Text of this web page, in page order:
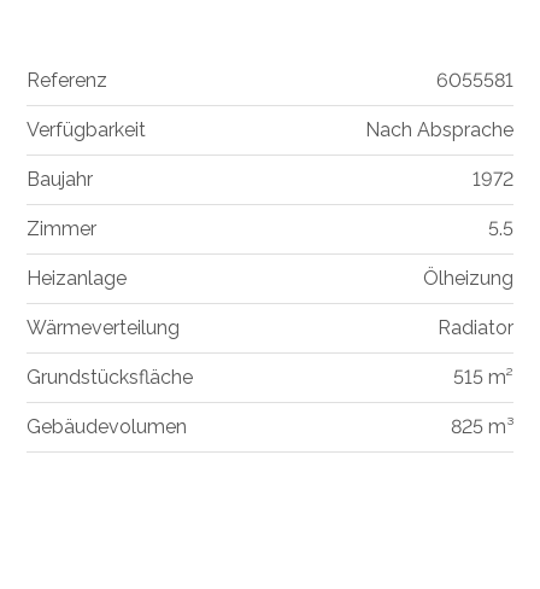
Referenz 6055581
Verfügbarkeit Nach Absprache
Baujahr 1972
Zimmer 5.5
Heizanlage Ölheizung
Wärmeverteilung Radiator
Grundstücksfläche 515 m²
Gebäudevolumen 825 m³